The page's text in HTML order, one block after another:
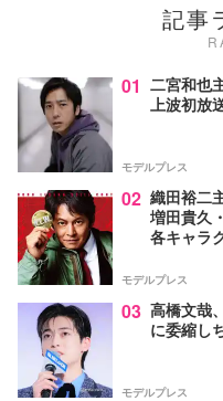
記事
01 二宮和也
上波初放
モデルプレス
02 織田裕二
増田貴久
各キャラ
モデルプレス
03 高橋文哉
に委縮し
モデルプレス